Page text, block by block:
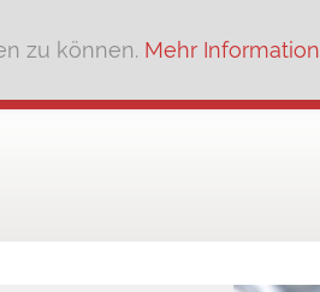
zu können. Mehr Information